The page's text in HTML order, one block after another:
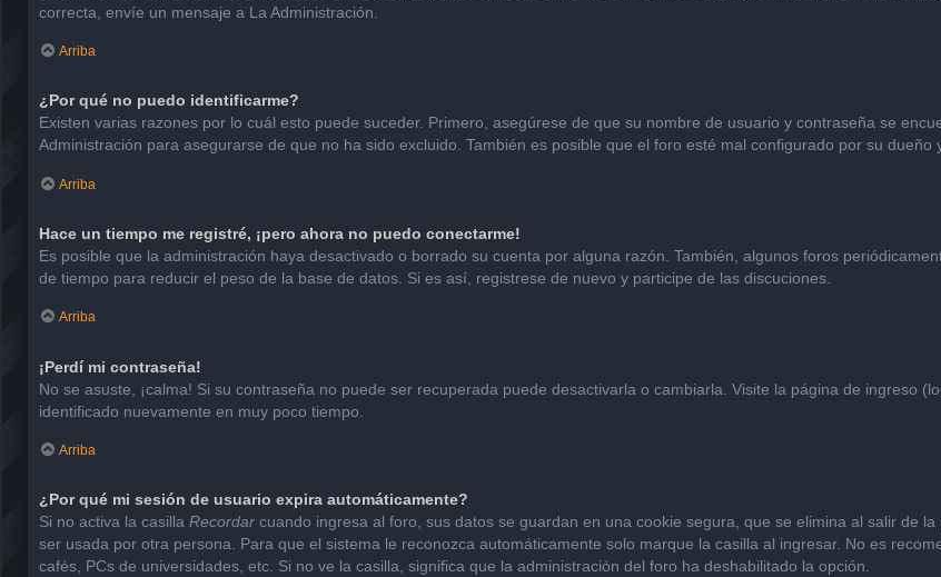
correcta, envíe un mensaje a La Administración.
Arriba
¿Por qué no puedo identificarme?
Existen varias razones por lo cuál esto puede suceder. Primero, asegúrese de que su nombre de usuario y contraseña se
Administración para asegurarse de que no ha sido excluido. También es posible que el foro esté mal configurado por su
Arriba
Hace un tiempo me registré, ¡pero ahora no puedo conectarme!
Es posible que la administración haya desactivado o borrado su cuenta por alguna razón. También, algunos foros
de tiempo para reducir el peso de la base de datos. Si es así, registrese de nuevo y participe de las discuciones.
Arriba
¡Perdí mi contraseña!
No se asuste, ¡calma! Si su contraseña no puede ser recuperada puede desactivarla o cambiarla. Visite la página de ingreso
identificado nuevamente en muy poco tiempo.
Arriba
¿Por qué mi sesión de usuario expira automáticamente?
Si no activa la casilla Recordar cuando ingresa al foro, sus datos se guardan en una cookie segura, que se elimina al salir de
ser usada por otra persona. Para que el sistema le reconozca automáticamente solo marque la casilla al ingresar. No es
cafés, PCs de universidades, etc. Si no ve la casilla, significa que la administración del foro ha deshabilitado la opción.